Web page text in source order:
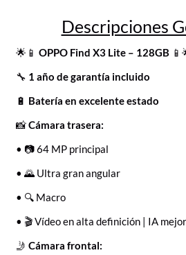
Descripciones
🌟📱 OPPO Find X3 Lite – 128GB
🔧 1 año de garantía incluido
🔋 Batería en excelente estado
📸Cámara trasera:
• 📷 64 MP principal
• 🌄 Ultra gran angular
• 🔍 Macro
• 🎬 Vídeo en alta definición | IA
🤳 Cámara frontal: